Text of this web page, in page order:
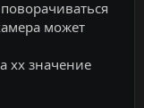
может
xx значение